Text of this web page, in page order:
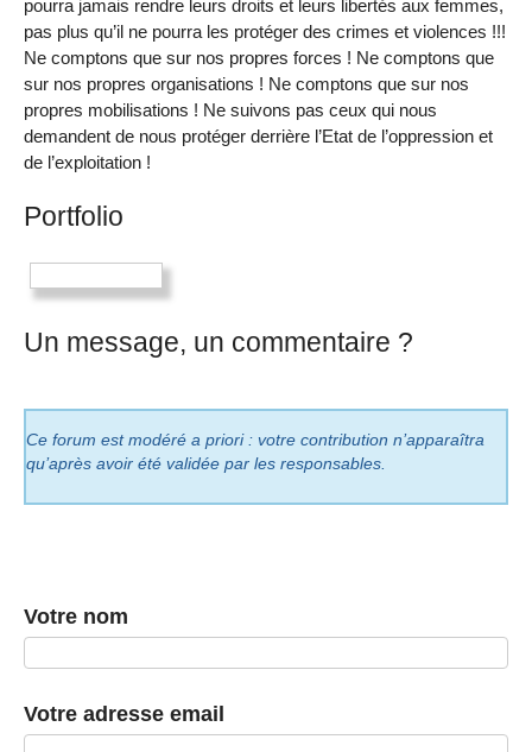
pourra jamais rendre leurs droits et leurs libertés aux femmes,
pas plus qu’il ne pourra les protéger des crimes et violences !!!
Ne comptons que sur nos propres forces ! Ne comptons que
sur nos propres organisations ! Ne comptons que sur nos
propres mobilisations ! Ne suivons pas ceux qui nous
demandent de nous protéger derrière l’Etat de l’oppression et
de l’exploitation !
Portfolio
Un message, un commentaire ?
Ce forum est modéré a priori : votre contribution n’apparaîtra
qu’après avoir été validée par les responsables.
Votre nom
Votre adresse email